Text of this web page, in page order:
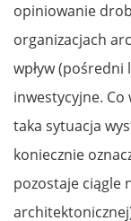
opiniowanie
organizacjach
wpływ
inwestycyjne.
taka sytuacja
koniecznie
pozostaje ciągle